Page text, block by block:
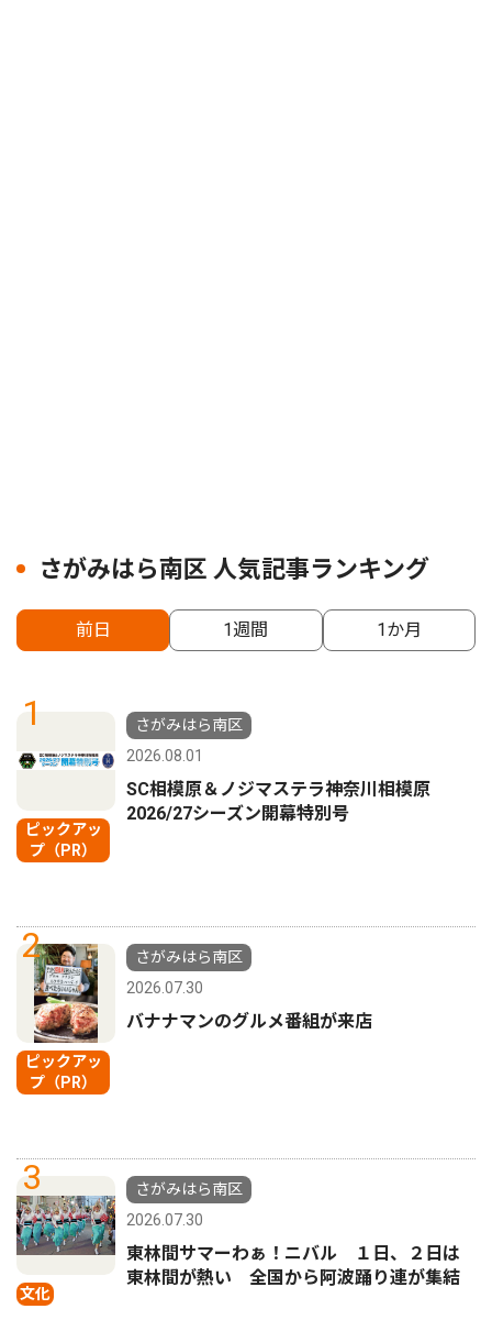
さがみはら南区 人気記事ランキング
前日 1週間 1か月
1
ピックアッ
プ（PR）
さがみはら南区
2026.08.01
SC相模原＆ノジマステラ神奈川相模原
2026/27シーズン開幕特別号
2
ピックアッ
プ（PR）
さがみはら南区
2026.07.30
バナナマンのグルメ番組が来店
3
文化
さがみはら南区
2026.07.30
東林間サマーわぁ！ニバル １日、２日は
東林間が熱い 全国から阿波踊り連が集結